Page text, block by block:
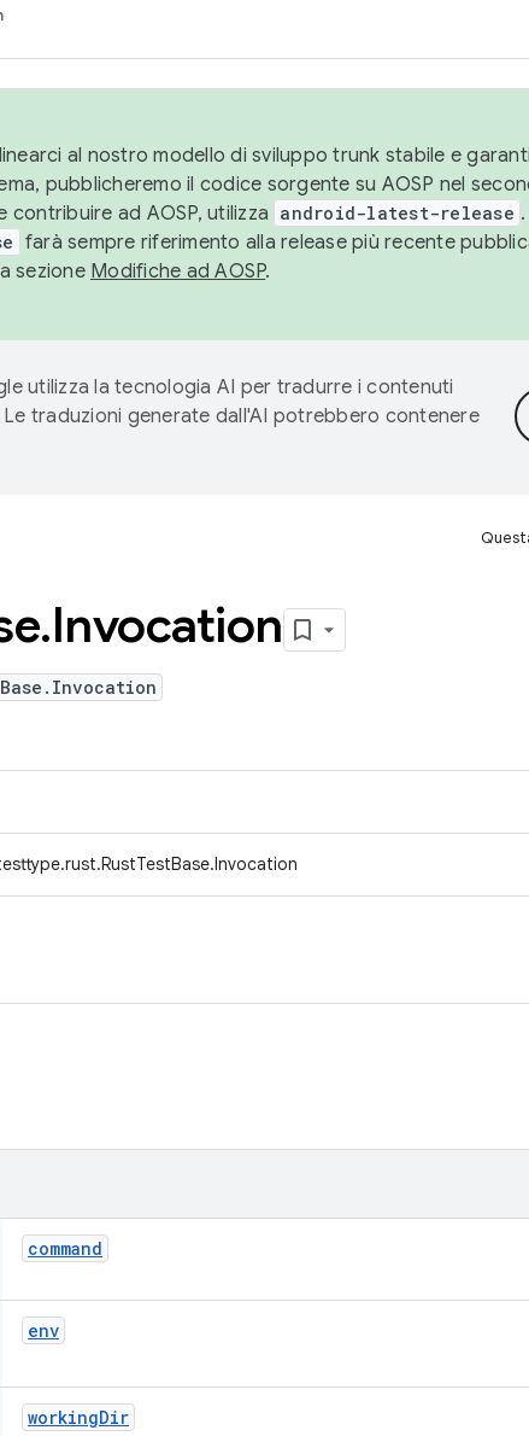
al nostro modello di sviluppo trunk stabile e
pubblicheremo il codice sorgente su AOSP nel
contribuire ad AOSP, utilizza android-latest-release
farà sempre riferimento alla release più recente
sezione Modifiche ad AOSP.
utilizza la tecnologia AI per tradurre i contenuti
traduzioni generate dall'AI potrebbero contenere
.Invocation
command
env
workingDir